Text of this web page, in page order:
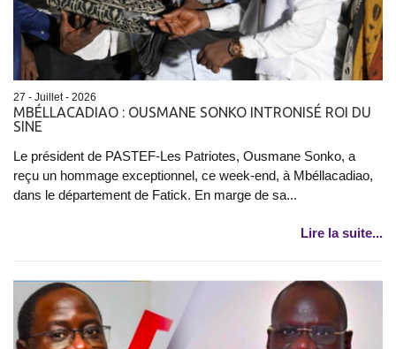
27 - Juillet - 2026
MBÉLLACADIAO : OUSMANE SONKO INTRONISÉ ROI DU
SINE
Le président de PASTEF-Les Patriotes, Ousmane Sonko, a
reçu un hommage exceptionnel, ce week-end, à Mbéllacadiao,
dans le département de Fatick. En marge de sa...
Lire la suite...